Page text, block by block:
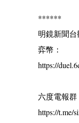
******
明鏡新聞
弈幣：
https://
六度電報群
https://t.me/